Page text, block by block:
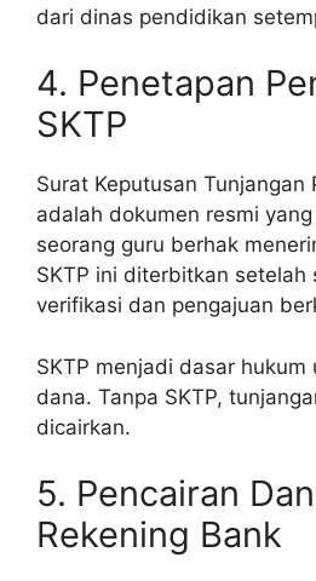
dari dinas pendidikan
4. Penetapan
SKTP
Surat Keputusan Tunjangan
adalah dokumen resmi
seorang guru berhak
SKTP ini diterbitkan setelah
verifikasi dan pengajuan
SKTP menjadi dasar hukum
dana. Tanpa SKTP,
dicairkan.
5. Pencairan
Rekening Bank